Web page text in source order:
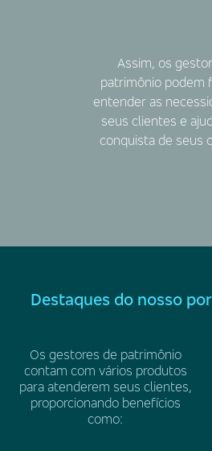
Assim, os
patrimônio podem
entender as
seus clientes e
conquista de seus
Destaques do nosso
Os gestores de patrimônio
contam com vários produtos
para atenderem seus clientes,
proporcionando benefícios
como: